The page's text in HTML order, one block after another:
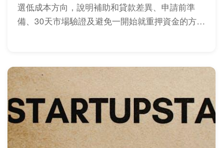
選低成本方向，說明補助和貸款差異、申請前準
備、30天市場驗證及避免一開始就重押資金的方